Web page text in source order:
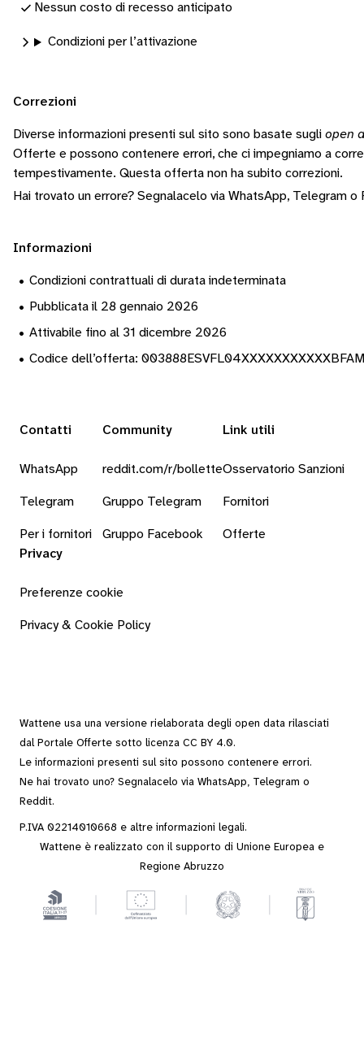
Nessun costo di recesso anticipato
Condizioni per l’attivazione
Correzioni
Diverse informazioni presenti sul sito sono basate sugli open
Offerte e possono contenere errori, che ci impegniamo a
tempestivamente. Questa offerta non ha subito correzioni.
Hai trovato un errore? Segnalacelo via WhatsApp, Telegram o
Informazioni
• Condizioni contrattuali di durata indeterminata
• Pubblicata il 28 gennaio 2026
• Attivabile fino al 31 dicembre 2026
• Codice dell’offerta:
Contatti
WhatsApp
Telegram
Per i fornitori
Community
reddit.com/r/bollette
Gruppo Telegram
Gruppo Facebook
Link utili
Osservatorio Sanzioni
Fornitori
Offerte
Privacy
Preferenze cookie
Privacy & Cookie Policy
Wattene usa una versione rielaborata degli open data rilasciati
dal Portale Offerte sotto licenza CC BY 4.0.
Le informazioni presenti sul sito possono contenere errori.
Ne hai trovato uno? Segnalacelo via WhatsApp, Telegram o
Reddit.
P.IVA 02214010668 e altre informazioni legali.
Wattene è realizzato con il supporto di Unione Europea e
Regione Abruzzo